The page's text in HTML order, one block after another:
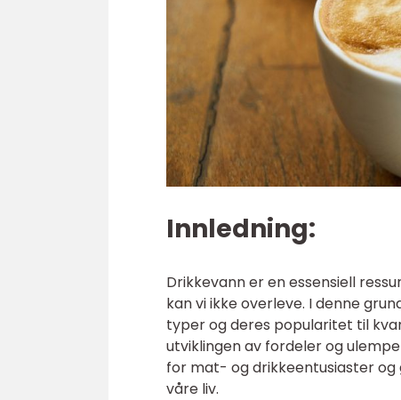
Innledning:
Drikkevann er en essensiell
kan vi ikke overleve. I denne
typer og deres popularitet til
utviklingen av fordeler og
for mat- og drikkeentusiaster
våre liv.